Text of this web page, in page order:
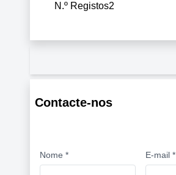
N.º Registos2
Contacte-nos
Nome * E-mail *